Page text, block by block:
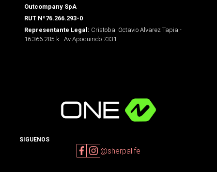
Outcompany SpA
RUT Nº76.266.293-0
Representante Legal: Cristobal Octavio Alvarez Tapia -
16.366.285-k - Av Apoquindo 7331
SIGUENOS
@sherpalife